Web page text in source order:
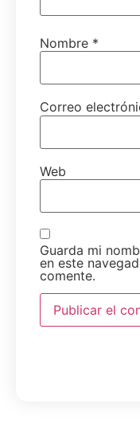
Nombre *
Correo
Web
Guarda mi
en este
comente.